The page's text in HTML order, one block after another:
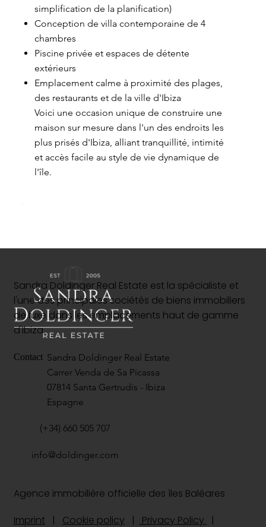
simplification de la planification)
Conception de villa contemporaine de 4
chambres
Piscine privée et espaces de détente
extérieurs
Emplacement calme à proximité des plages,
des restaurants et de la ville d'Ibiza
Voici une occasion unique de construire une
maison sur mesure dans l'un des endroits les
plus prisés d'Ibiza, alliant tranquillité, intimité
et accès facile au style de vie dynamique de
l'île.
Sandra Doldinger Real Estate est la spécialiste et
l'une des principales sociétés de biens immobiliers
de luxe dans les emplacements haut de gamme
d'Ibiza.
Agence immobilière officielle des îles Baléares
Contact Sandra Doldinger Real Estate
Carrer Venda de Sa Picassa
07814 Santa Gertrudis - Ibiza
Espagne
Imprint | Cookie policy | Privacy Policy |
(+34) 660 505 707
info@doldinger.com